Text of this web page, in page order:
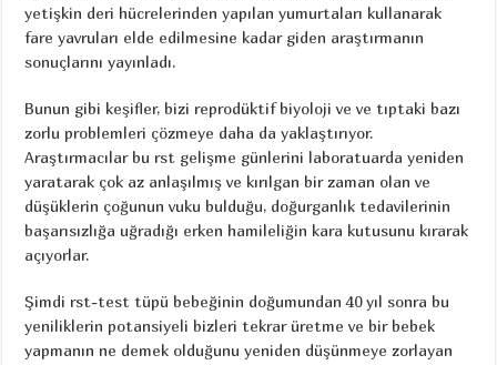
yetişkin deri hücrelerinden yapılan yumurtaları kullanarak
fare yavruları elde edilmesine kadar giden araştırmanın
sonuçlarını yayınladı.
Bunun gibi keşifler, bizi reprodüktif biyoloji ve ve tıptaki bazı
zorlu problemleri çözmeye daha da yaklaştırıyor.
Araştırmacılar bu rst gelişme günlerini laboratuarda yeniden
yaratarak çok az anlaşılmış ve kırılgan bir zaman olan ve
düşüklerin çoğunun vuku bulduğu, doğurganlık tedavilerinin
başarısızlığa uğradığı erken hamileliğin kara kutusunu kırarak
açıyorlar.
Şimdi rst-test tüpü bebeğinin doğumundan 40 yıl sonra bu
yeniliklerin potansiyeli bizleri tekrar üretme ve bir bebek
yapmanın ne demek olduğunu yeniden düşünmeye zorlayan